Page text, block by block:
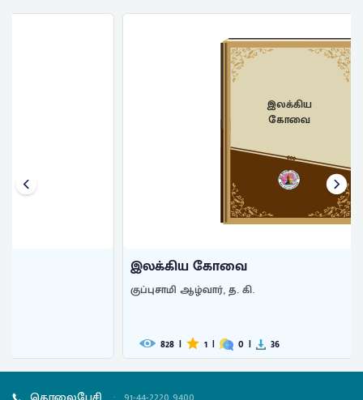
இலக்கிய கோவை
குப்புசாமி ஆழ்வார், த. கி.
| 36